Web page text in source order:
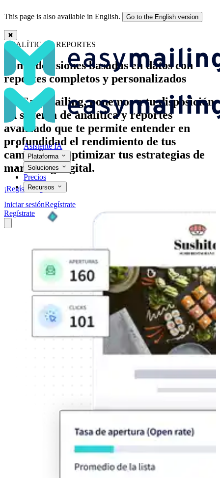
This page is also available in English. Go to the English version
✖
Asistente IA
Plataforma
Soluciones
Precios
Recursos
Iniciar sesiónRegístrate
Regístrate
Analiza tus campañas de email marketing | Easymailing
ANALÍTICA Y REPORTES
Toma decisiones basadas en datos con
reportes completos y personalizados
En Easymailing, ponemos a tu disposición
un sistema de analítica y reportes
avanzado que te permite entender en
profundidad el rendimiento de tus
campañas y optimizar tus estrategias de
marketing digital.
¡Regístrate gratis!